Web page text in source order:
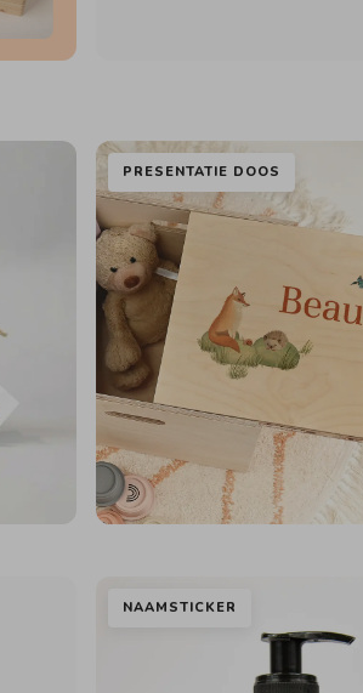
PRESENTATIE DOOS
NAAMSTICKER